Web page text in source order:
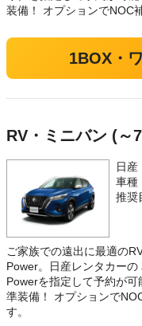
装備！ オプションでNOC
1BOX・
RV・ミニバン (～
日産
車種
推
ご家族での遠出に最適の
Power。日産レンタカー
Powerを指定して予約が
準装備！ オプションで
す。